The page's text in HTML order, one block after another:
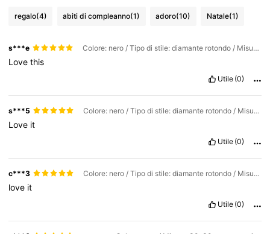
regalo(4) abiti di compleanno(1) adoro(10) Natale(1)
s***e Colore: nero / Tipo di stile: diamante rotondo / Misure: 30*30 senza cornice
Lovethis
Utile (0)
s***5 Colore: nero / Tipo di stile: diamante rotondo / Misure: 30*30 senza cornice
Love it
Utile (0)
c***3 Colore: nero / Tipo di stile: diamante rotondo / Misure: 40*40 senza cornice
love it
Utile (0)